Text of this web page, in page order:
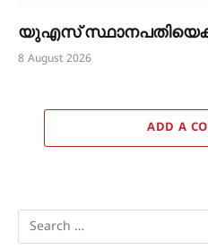
യുഎസ്
8 August 2026
ADD A